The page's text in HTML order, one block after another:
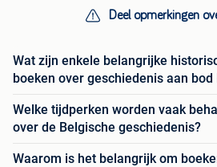
Deel opmerkingen
Wat zijn enkele belangrijke
boeken over geschiedenis aan bod
Welke tijdperken worden vaak
over de Belgische geschiedenis?
Waarom is het belangrijk om